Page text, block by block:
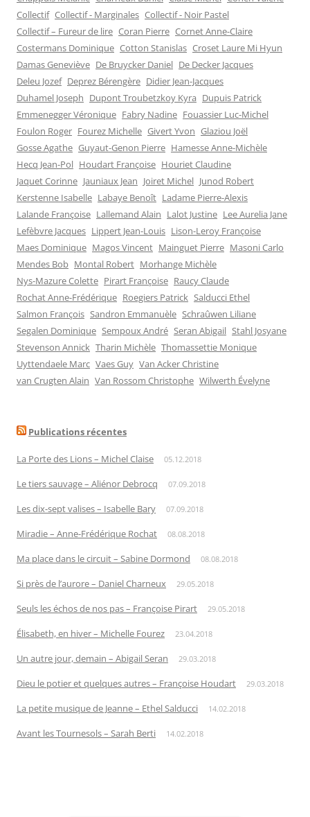
Collectif Collectif - Marginales Collectif - Noir Pastel
Collectif – Fureur de lire Coran Pierre Cornet Anne-Claire
Costermans Dominique Cotton Stanislas Croset Laure Mi Hyun
Damas Geneviève De Bruycker Daniel De Decker Jacques
Deleu Jozef Deprez Bérengère Didier Jean-Jacques
Duhamel Joseph Dupont Troubetzkoy Kyra Dupuis Patrick
Emmenegger Véronique Fabry Nadine Fouassier Luc-Michel
Foulon Roger Fourez Michelle Givert Yvon Glaziou Joël
Gosse Agathe Guyaut-Genon Pierre Hamesse Anne-Michèle
Hecq Jean-Pol Houdart Françoise Houriet Claudine
Jaquet Corinne Jauniaux Jean Joiret Michel Junod Robert
Kerstenne Isabelle Labaye Benoît Ladame Pierre-Alexis
Lalande Françoise Lallemand Alain Lalot Justine Lee Aurelia Jane
Lefèbvre Jacques Lippert Jean-Louis Lison-Leroy Françoise
Maes Dominique Magos Vincent Mainguet Pierre Masoni Carlo
Mendes Bob Montal Robert Morhange Michèle
Nys-Mazure Colette Pirart Françoise Raucy Claude
Rochat Anne-Frédérique Roegiers Patrick Salducci Ethel
Salmon François Sandron Emmanuèle Schraûwen Liliane
Segalen Dominique Sempoux André Seran Abigail Stahl Josyane
Stevenson Annick Tharin Michèle Thomassettie Monique
Uyttendaele Marc Vaes Guy Van Acker Christine
van Crugten Alain Van Rossom Christophe Wilwerth Évelyne
Publications récentes
La Porte des Lions – Michel Claise 05.12.2018
Le tiers sauvage – Aliénor Debrocq 07.09.2018
Les dix-sept valises – Isabelle Bary 07.09.2018
Miradie – Anne-Frédérique Rochat 08.08.2018
Ma place dans le circuit – Sabine Dormond 08.08.2018
Si près de l’aurore – Daniel Charneux 29.05.2018
Seuls les échos de nos pas – Françoise Pirart 29.05.2018
Élisabeth, en hiver – Michelle Fourez 23.04.2018
Un autre jour, demain – Abigail Seran 29.03.2018
Dieu le potier et quelques autres – Françoise Houdart 29.03.2018
La petite musique de Jeanne – Ethel Salducci 14.02.2018
Avant les Tournesols – Sarah Berti 14.02.2018